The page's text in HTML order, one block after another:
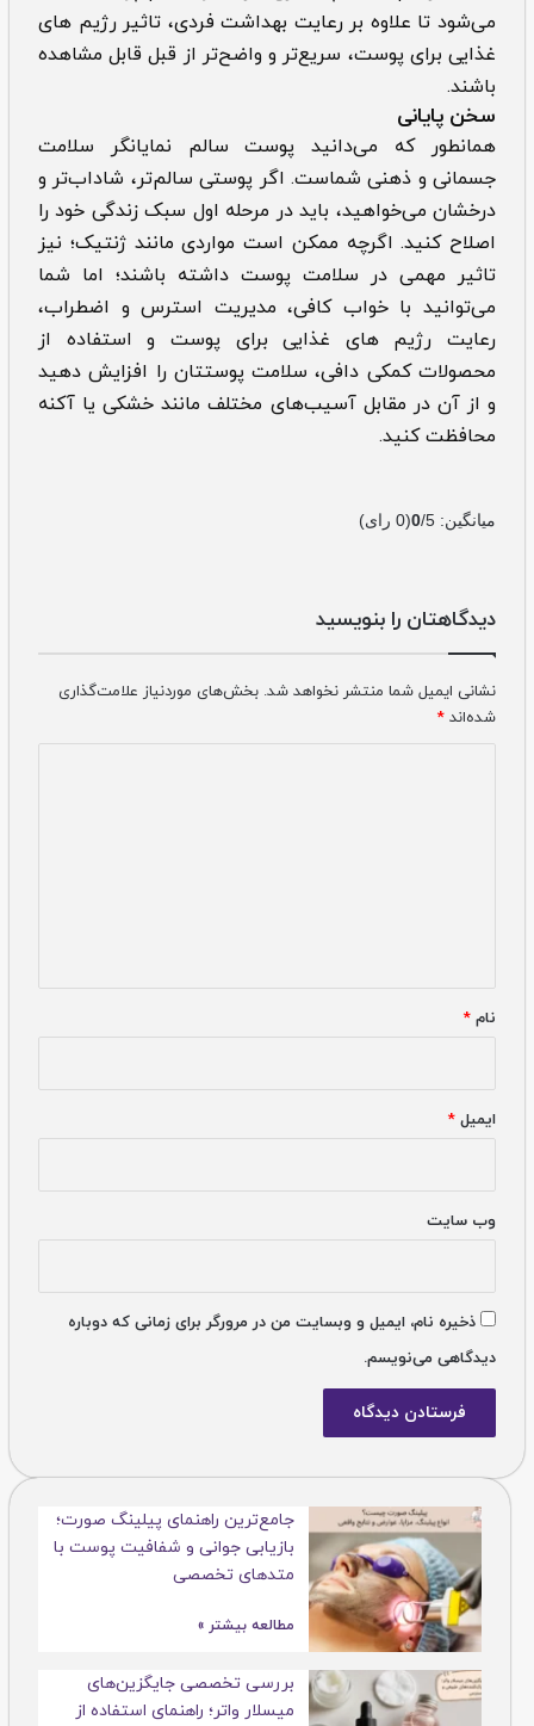
می‌شود تا علاوه بر رعایت بهداشت فردی، تاثیر رژیم های
غذایی برای پوست، سریع‌تر و واضح‌تر از قبل قابل مشاهده
باشند.
سخن پایانی
همانطور که می‌دانید پوست سالم نمایانگر سلامت
جسمانی و ذهنی شماست. اگر پوستی سالم‌تر، شاداب‌تر و
درخشان می‌خواهید، باید در مرحله اول سبک زندگی خود را
اصلاح کنید. اگرچه ممکن است مواردی مانند ژنتیک؛ نیز
تاثیر مهمی در سلامت پوست داشته باشند؛ اما شما
می‌توانید با خواب کافی، مدیریت استرس و اضطراب،
رعایت رژیم های غذایی برای پوست و استفاده از
محصولات کمکی دافی، سلامت پوستتان را افزایش دهید
و از آن در مقابل آسیب‌های مختلف مانند خشکی یا آکنه
محافظت کنید.
میانگین: 0/5
(
0 رای)
دیدگاهتان را بنویسید
نشانی ایمیل شما منتشر نخواهد شد. بخش‌های موردنیاز علامت‌گذاری
شده‌اند *
نام *
ایمیل *
وب‌ سایت
ذخیره نام، ایمیل و وبسایت من در مرورگر برای زمانی که دوباره
دیدگاهی می‌نویسم.
جامع‌ترین راهنمای پیلینگ صورت؛
بازیابی جوانی و شفافیت پوست با
متدهای تخصصی
مطالعه بیشتر »
بررسی تخصصی جایگزین‌های
میسلار واتر؛ راهنمای استفاده از